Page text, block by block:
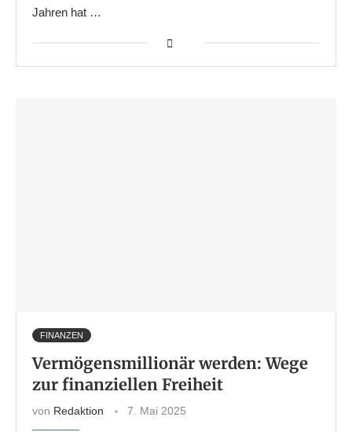
Jahren hat …
FINANZEN
Vermögensmillionär werden: Wege
zur finanziellen Freiheit
von Redaktion 7. Mai 2025